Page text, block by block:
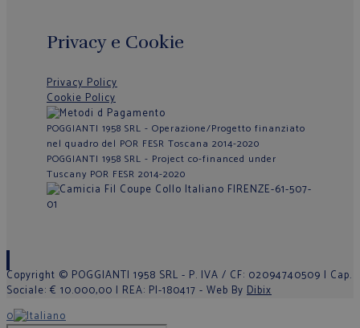
Privacy e Cookie
Privacy Policy
Cookie Policy
POGGIANTI 1958 SRL - Operazione/Progetto finanziato
nel quadro del POR FESR Toscana 2014-2020
POGGIANTI 1958 SRL - Project co-financed under
Tuscany POR FESR 2014-2020
Copyright © POGGIANTI 1958 SRL - P. IVA / CF: 02094740509 | Cap.
Sociale: € 10.000,00 | REA: PI-180417 - Web By Dibix
0